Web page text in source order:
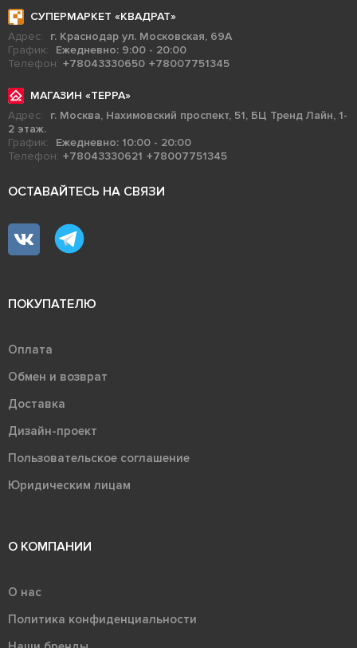
СУПЕРМАРКЕТ «КВАДРАТ»
Адрес:
г. Краснодар ул. Московская, 69А
График:
Ежедневно: 9:00 - 20:00
Телефон: +78043330650 +78007751345
МАГАЗИН «ТЕРРА»
Адрес:
г. Москва, Нахимовский проспект, 51, БЦ Тренд Лайн, 1-
2 этаж.
График:
Ежедневно: 10:00 - 20:00
Телефон: +78043330621 +78007751345
ОСТАВАЙТЕСЬ НА СВЯЗИ
ПОКУПАТЕЛЮ
Оплата
Обмен и возврат
Доставка
Дизайн-проект
Пользовательское соглашение
Юридическим лицам
О КОМПАНИИ
О нас
Политика конфиденциальности